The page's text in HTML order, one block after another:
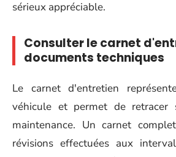
sérieux appréciable.
Consulter le carnet
documents techniques
Le carnet d'entretien
véhicule et permet de retracer
maintenance. Un carnet
révisions effectuées aux